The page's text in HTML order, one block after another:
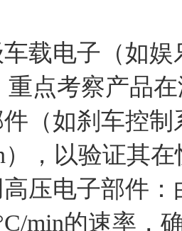
载电子（如娱
重点考察产品
（如刹车控
），以验证其
压电子部件
min的速率